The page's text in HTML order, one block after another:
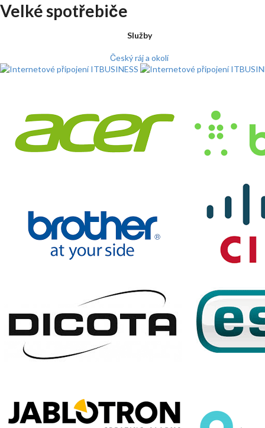
Velké spotřebiče
Služby
Český ráj a okolí